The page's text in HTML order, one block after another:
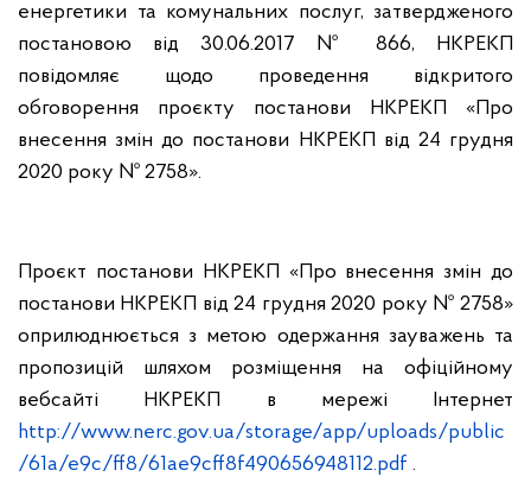
енергетики та комунальних послуг, затвердженого
постановою від 30.06.2017 № 866, НКРЕКП
повідомляє щодо проведення відкритого
обговорення проєкту постанови НКРЕКП «Про
внесення змін до постанови НКРЕКП від 24 грудня
2020 року № 2758».
Проєкт постанови НКРЕКП «Про внесення змін до
постанови НКРЕКП від 24 грудня 2020 року № 2758»
оприлюднюється з метою одержання зауважень та
пропозицій шляхом розміщення на офіційному
вебсайті НКРЕКП в мережі Інтернет
http://www.nerc.gov.ua/storage/app/uploads/public
/61a/e9c/ff8/61ae9cff8f490656948112.pdf .